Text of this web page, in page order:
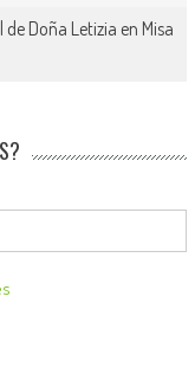
de Doña Letizia en Misa